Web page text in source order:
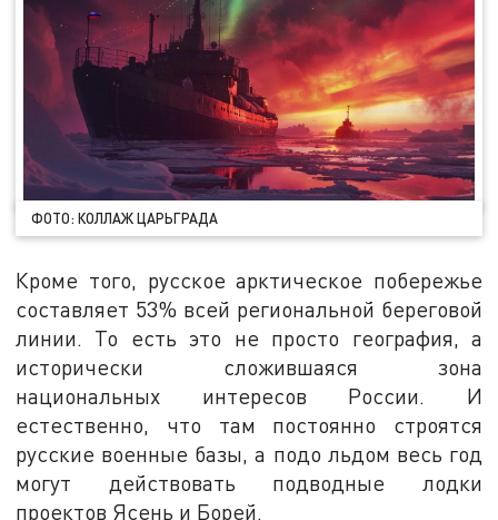
ФОТО: КОЛЛАЖ ЦАРЬГРАДА
Кроме того, русское арктическое побережье
составляет 53% всей региональной береговой
линии. То есть это не просто география, а
исторически сложившаяся зона
национальных интересов России. И
естественно, что там постоянно строятся
русские военные базы, а подо льдом весь год
могут действовать подводные лодки
проектов Ясень и Борей.